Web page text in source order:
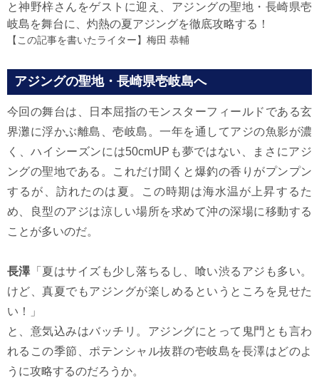
と神野梓さんをゲストに迎え、アジングの聖地・長崎県壱
岐島を舞台に、灼熱の夏アジングを徹底攻略する！
【この記事を書いたライター】 梅田 恭輔
アジングの聖地・長崎県壱岐島へ
今回の舞台は、日本屈指のモンスターフィールドである玄
界灘に浮かぶ離島、壱岐島。一年を通してアジの魚影が濃
く、ハイシーズンには50cmUPも夢ではない、まさにアジ
ングの聖地である。これだけ聞くと爆釣の香りがプンプン
するが、訪れたのは夏。この時期は海水温が上昇するた
め、良型のアジは涼しい場所を求めて沖の深場に移動する
ことが多いのだ。
長澤「夏はサイズも少し落ちるし、喰い渋るアジも多い。
けど、真夏でもアジングが楽しめるというところを見せた
い！」
と、意気込みはバッチリ。アジングにとって鬼門とも言わ
れるこの季節、ポテンシャル抜群の壱岐島を長澤はどのよ
うに攻略するのだろうか。